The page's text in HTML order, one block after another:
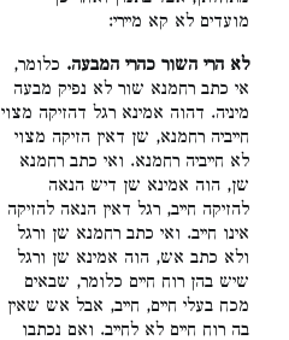
מועדים לא קא מיירי:
לא הרי השור כהרי המבעה. כלומר,
אי כתב רחמנא שור לא נפיק מבעה
מיניה. דהוה אמינא רגל דהזיקה מצוי
חייביה רחמנא, שן דאין הזיקה מצוי
לא חייביה רחמנא. ואי כתב רחמנא
שן, הוה אמינא שן דיש הנאה
להזיקה חייב, רגל דאין הנאה להזיקה
אינו חייב. ואי כתב רחמנא שן ורגל
ולא כתב אש, הוה אמינא שן ורגל
שיש בהן רוח חיים כלומר, שבאים
מכח בעלי חיים, חייב, אבל אש שאין
בה רוח חיים לא לחייב. ואם נכתבו